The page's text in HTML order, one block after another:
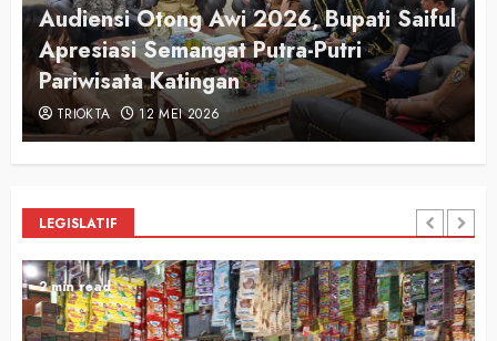
Audiensi Otong Awi 2026, Bupati Saiful
Apresiasi Semangat Putra-Putri
Pariwisata Katingan
TRIOKTA 12 MEI 2026
LEGISLATIF
2 min read